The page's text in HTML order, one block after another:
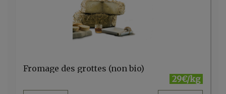
Fromage des grottes (non bio)
29€/kg